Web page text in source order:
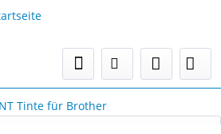
Tinte für Brother